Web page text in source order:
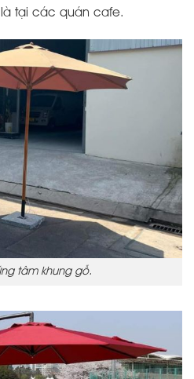
tại các quán cafe.
tâm khung gỗ.